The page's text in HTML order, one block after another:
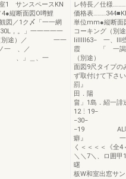
1 サンスペースKN
縦断面図O噂鯉
図／1ク〆「一一網
，。」一一一一一
（別途）／ 一一
一 、／
一
レ特長／仕様
価格表
単位mm●
コーキング（別
lillllI63− 一
霞 「 一謁1
（別途） 、一
面図9尺タイプの
ず取付けて下さ
罰』 腱
田．陽 韓
畠」1島．紹一
−19 AL咀
癖』 一一12
く＜＜＜＜《
＼＼7＼、ロ囲
曙 W・
板W和室出窓サ